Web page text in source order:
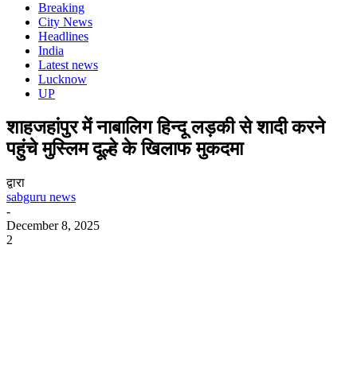
Breaking
City News
Headlines
India
Latest news
Lucknow
UP
शाहजहांपुर में नाबालिग हिन्दू लड़की से शादी करने
पहुंचे मुस्लिम दूल्हे के खिलाफ मुकदमा
द्वारा
sabguru news
-
December 8, 2025
2